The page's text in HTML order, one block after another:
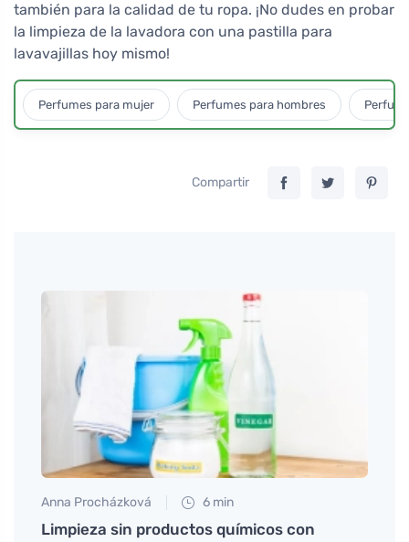
también para la calidad de tu ropa. ¡No dudes en probar
la limpieza de la lavadora con una pastilla para
lavavajillas hoy mismo!
Perfumes para mujer Perfumes para hombres
Compartir
Anna Procházková 6 min
Limpieza sin productos químicos con